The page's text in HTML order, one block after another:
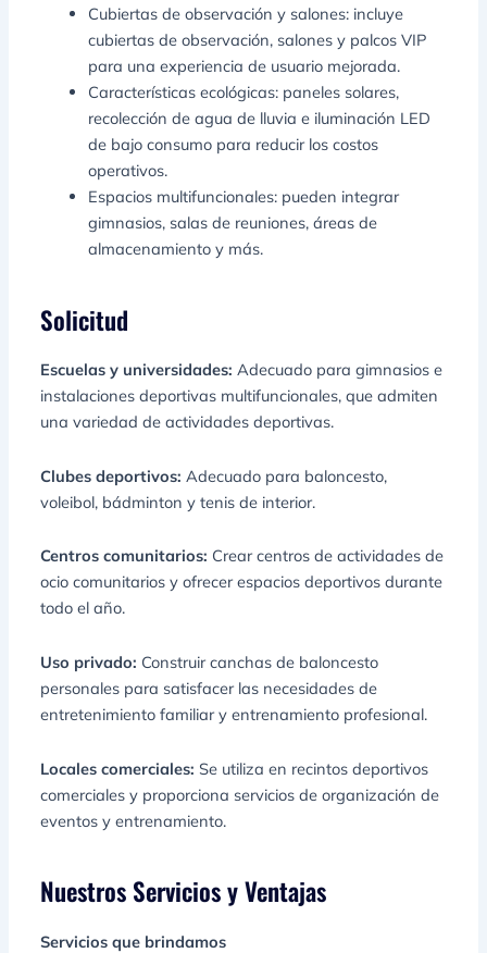
Cubiertas de observación y salones: incluye
cubiertas de observación, salones y palcos VIP
para una experiencia de usuario mejorada.
Características ecológicas: paneles solares,
recolección de agua de lluvia e iluminación LED
de bajo consumo para reducir los costos
operativos.
Espacios multifuncionales: pueden integrar
gimnasios, salas de reuniones, áreas de
almacenamiento y más.
Solicitud
Escuelas y universidades: Adecuado para gimnasios e
instalaciones deportivas multifuncionales, que admiten
una variedad de actividades deportivas.
Clubes deportivos:Adecuado para baloncesto,
voleibol, bádminton y tenis de interior.
Centros comunitarios: Crear centros de actividades de
ocio comunitarios y ofrecer espacios deportivos durante
todo el año.
Uso privado: Construir canchas de baloncesto
personales para satisfacer las necesidades de
entretenimiento familiar y entrenamiento profesional.
Locales comerciales: Se utiliza en recintos deportivos
comerciales y proporciona servicios de organización de
eventos y entrenamiento.
Nuestros Servicios y Ventajas
Servicios que brindamos